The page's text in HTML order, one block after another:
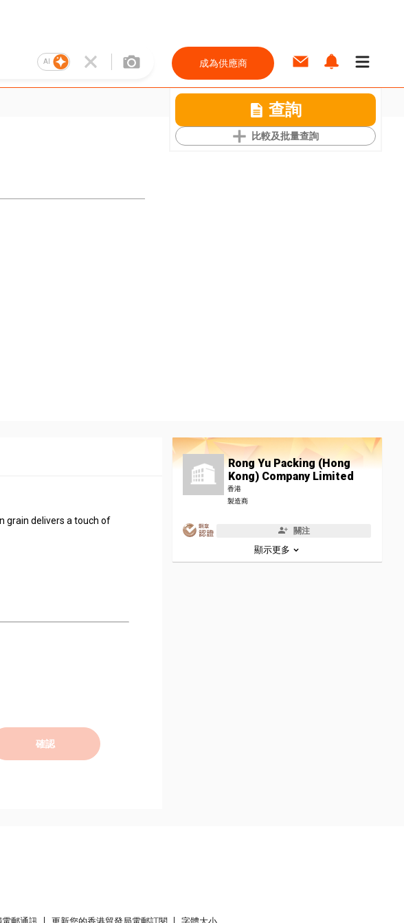
AI 成為供應商
查詢
比較及批量查詢
grain delivers a touch of
確認
Rong Yu Packing (Hong
Kong) Company Limited
香港
製造商
關注
顯示更多